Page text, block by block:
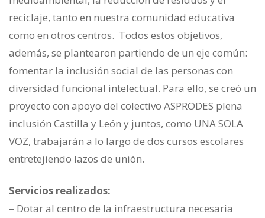
reciclaje, tanto en nuestra comunidad educativa
como en otros centros. Todos estos objetivos,
además, se plantearon partiendo de un eje común:
fomentar la inclusión social de las personas con
diversidad funcional intelectual. Para ello, se creó un
proyecto con apoyo del colectivo ASPRODES plena
inclusión Castilla y León y juntos, como UNA SOLA
VOZ, trabajarán a lo largo de dos cursos escolares
entretejiendo lazos de unión.
Servicios realizados:
– Dotar al centro de la infraestructura necesaria